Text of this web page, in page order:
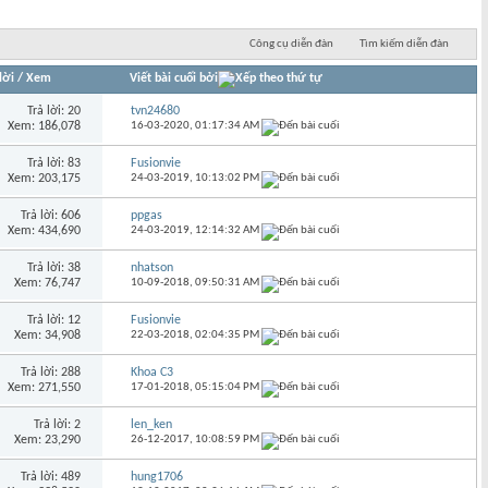
Công cụ diễn đàn Tìm kiếm diễn đàn
/ Xem Viết bài cuối bởi
Trả lời: 20
Xem: 186,078
tvn24680
16-03-2020,01:17:34 AM
Trả lời: 83
Xem: 203,175
Fusionvie
24-03-2019, 10:13:02 PM
Trả lời: 606
Xem: 434,690
ppgas
24-03-2019, 12:14:32 AM
Trả lời: 38
Xem: 76,747
nhatson
10-09-2018,09:50:31 AM
Trả lời: 12
Xem: 34,908
Fusionvie
22-03-2018,02:04:35 PM
Trả lời: 288
Xem: 271,550
Khoa C3
17-01-2018,05:15:04 PM
Trả lời: 2
Xem: 23,290
len_ken
26-12-2017, 10:08:59 PM
Trả lời: 489
hung1706